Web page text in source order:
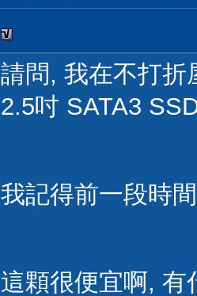
請問, 我在不打折
2.5吋 SATA3
我記得前一段時
這顆很便宜啊, 有